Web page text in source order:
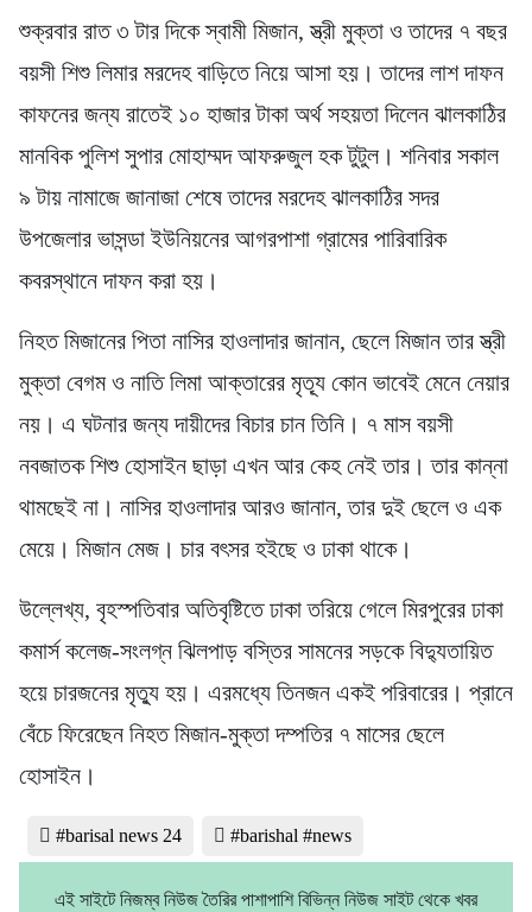
শুক্রবার রাত ৩ টার দিকে স্বামী মিজান, স্ত্রী মুক্তা ও তাদের ৭ বছর
বয়সী শিশু লিমার মরদেহ বাড়িতে নিয়ে আসা হয়। তাদের লাশ দাফন
কাফনের জন্য রাতেই ১০ হাজার টাকা অর্থ সহয়তা দিলেন ঝালকাঠির
মানবিক পুলিশ সুপার মোহাম্মদ আফরুজুল হক টুটুল। শনিবার সকাল
৯ টায় নামাজে জানাজা শেষে তাদের মরদেহ ঝালকাঠির সদর
উপজেলার ভাসন্ডা ইউনিয়নের আগরপাশা গ্রামের পারিবারিক
কবরস্থানে দাফন করা হয়।
নিহত মিজানের পিতা নাসির হাওলাদার জানান, ছেলে মিজান তার স্ত্রী
মুক্তা বেগম ও নাতি লিমা আক্তারের মৃত্যূ কোন ভাবেই মেনে নেয়ার
নয়। এ ঘটনার জন্য দায়ীদের বিচার চান তিনি। ৭ মাস বয়সী
নবজাতক শিশু হোসাইন ছাড়া এখন আর কেহ নেই তার। তার কান্না
থামছেই না। নাসির হাওলাদার আরও জানান, তার দুই ছেলে ও এক
মেয়ে। মিজান মেজ। চার বৎসর হইছে ও ঢাকা থাকে।
উল্লেখ্য, বৃহস্পতিবার অতিবৃষ্টিতে ঢাকা তরিয়ে গেলে মিরপুরের ঢাকা
কমার্স কলেজ-সংলগ্ন ঝিলপাড় বস্তির সামনের সড়কে বিদ্যুতায়িত
হয়ে চারজনের মৃত্যু হয়। এরমধ্যে তিনজন একই পরিবারের। প্রানে
বেঁচে ফিরেছেন নিহত মিজান-মুক্তা দম্পতির ৭ মাসের ছেলে
হোসাইন।
#barisal news 24 #barishal #news
এই সাইটে নিজম্ব নিউজ তৈরির পাশাপাশি বিভিন্ন নিউজ সাইট থেকে খবর